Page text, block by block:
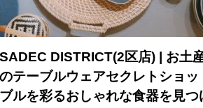
SADEC DISTRICT(2区店) | お土
テーブルウェアセクレトショッ
ルを彩るおしゃれな食器を見つ